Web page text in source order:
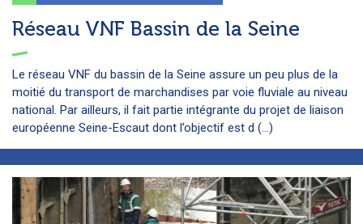
Réseau VNF Bassin de la Seine
Le réseau VNF du bassin de la Seine assure un peu plus de la
moitié du transport de marchandises par voie fluviale au niveau
national. Par ailleurs, il fait partie intégrante du projet de liaison
européenne Seine-Escaut dont l’objectif est d (...)